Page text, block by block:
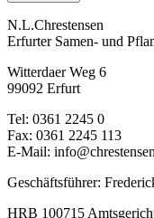
N.L.Chrestensen
Erfurter Samen- und
Witterdaer Weg 6
99092 Erfurt
Tel: 0361 2245 0
Fax: 0361 2245 113
E-Mail:
Geschäftsführer:
HRB 100715